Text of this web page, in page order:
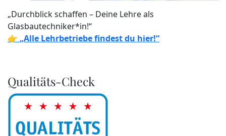
„Durchblick schaffen – Deine Lehre als
Glasbautechniker*in!“
👉 „Alle Lehrbetriebe findest du hier!“
Qualitäts-Check